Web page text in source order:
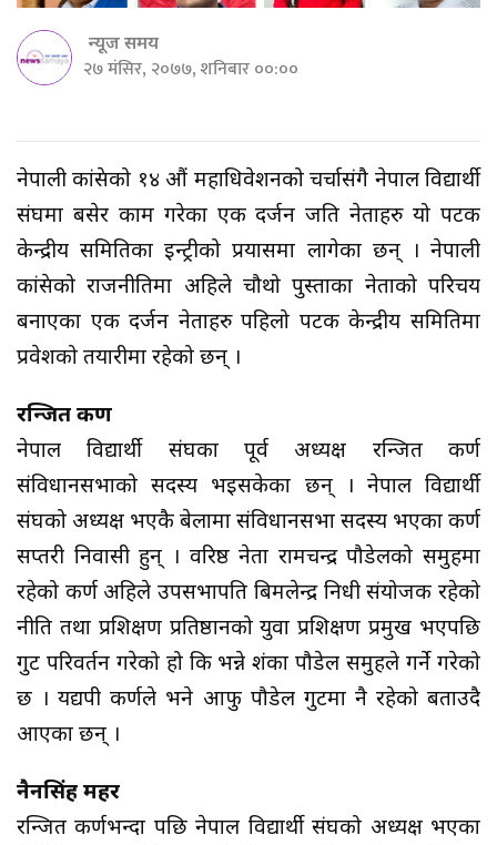
न्यूज समय
२७ मंसिर, २०७७, शनिबार ००:००
नेपाली कांग्रेसको १४ औं महाधिवेशनको चर्चासंगै नेपाल विद्यार्थी
संघमा बसेर काम गरेका एक दर्जन जति नेताहरु यो पटक
केन्द्रीय समितिका इन्ट्रीको प्रयासमा लागेका छन् । नेपाली
कांग्रेसको राजनीतिमा अहिले चौथो पुस्ताका नेताको परिचय
बनाएका एक दर्जन नेताहरु पहिलो पटक केन्द्रीय समितिमा
प्रवेशको तयारीमा रहेको छन् ।
रन्जित कर्ण
नेपाल विद्यार्थी संघका पूर्व अध्यक्ष रन्जित कर्ण
संविधानसभाको सदस्य भइसकेका छन् । नेपाल विद्यार्थी
संघको अध्यक्ष भएकै बेलामा संविधानसभा सदस्य भएका कर्ण
सप्तरी निवासी हुन् । वरिष्ठ नेता रामचन्द्र पौडेलको समुहमा
रहेको कर्ण अहिले उपसभापति बिमलेन्द्र निधी संयोजक रहेको
नीति तथा प्रशिक्षण प्रतिष्ठानको युवा प्रशिक्षण प्रमुख भएपछि
गुट परिवर्तन गरेको हो कि भन्ने शंका पौडेल समुहले गर्ने गरेको
छ । यद्यपी कर्णले भने आफु पौडेल गुटमा नै रहेको बताउदै
आएका छन् ।
नैनसिंह महर
रन्जित कर्णभन्दा पछि नेपाल विद्यार्थी संघको अध्यक्ष भएका